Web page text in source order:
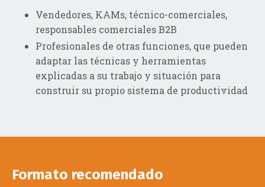
Vendedores, KAMs, técnico-comerciales,
responsables comerciales B2B
Profesionales de otras funciones, que pueden
adaptar las técnicas y herramientas
explicadas a su trabajo y situación para
construir su propio sistema de productividad
Formato recomendado